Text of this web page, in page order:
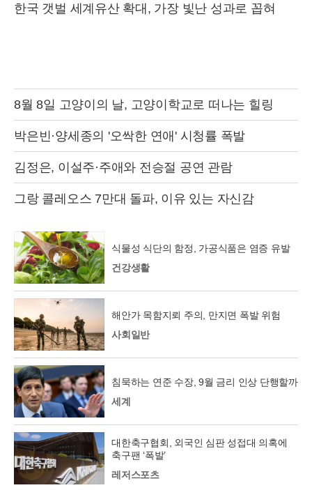
한국 갯벌 세계유산 확대, 가장 빛난 성과로 꼽혀
8월 8일 고양이의 날, 고양이학교로 떠나는 힐링
박은빈·양세종의 '오싹한 연애' 시청률 폭발
김정은, 이설주·주애와 전승절 공연 관람
그랑 콜레오스 7만대 돌파, 이유 있는 자신감
식물성 식단의 함정, 가공식품은 염증 유발
건강생활
해안가 목함지뢰 주의, 만지면 폭발 위험
사회일반
침묵하는 연준 수장, 9월 금리 인상 단행할까
세계
대한축구협회, 외국인 심판 성접대 의혹에
축구팬 ‘폭발’
레저스포츠